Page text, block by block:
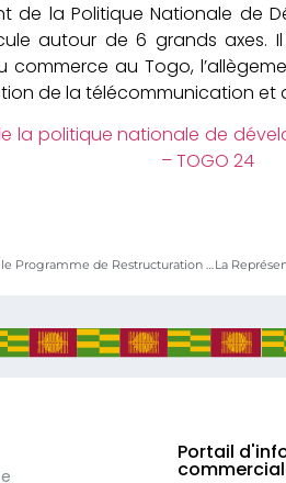
de la Politique Nationale de
autour de 6 grands axes.
au Togo,
de la télécommunication et
la politique nationale de
– TOGO 24
Les acteurs du secteur privé outillés sur le Programme de Restructuration et de Mise à Niveau et sur la gestion comptable d’une entreprise à Kpalimé.
Portail